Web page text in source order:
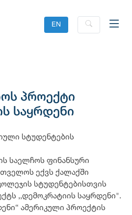
EN
პროექტი
საყრდენი
სტუდენტების
საელჩოს ფინანსური
ექვს ქალაქში
სტუდენტებისთვის
,,დემოკრატიის საყრდენი".
ამერიკული პროექტის